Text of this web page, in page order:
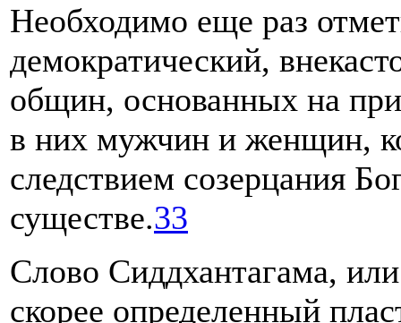
Необходимо еще раз
демократический,
общин, основанных на
в них мужчин и женщин,
следствием созерцания
существе.33
Слово Сиддхантагама,
скорее определенный